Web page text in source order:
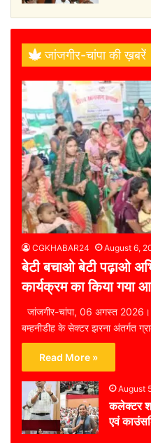
जांजगीर-चांपा की ख़बरें
CGKHABAR24 August 6,
बेटी बचाओ बेटी पढ़ाओ
कार्यक्रम का किया गया
जांजगीर-चांपा, 06 अगस्त 2026।
बम्हनीडीह के सेक्टर झरना अंतर्गत
Read More »
August
कलेक्टर
एवं